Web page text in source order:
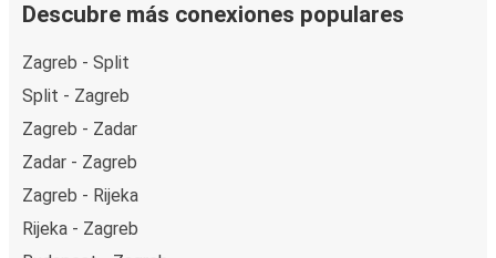
Descubre más conexiones populares
Zagreb - Split
Split - Zagreb
Zagreb - Zadar
Zadar - Zagreb
Zagreb - Rijeka
Rijeka - Zagreb